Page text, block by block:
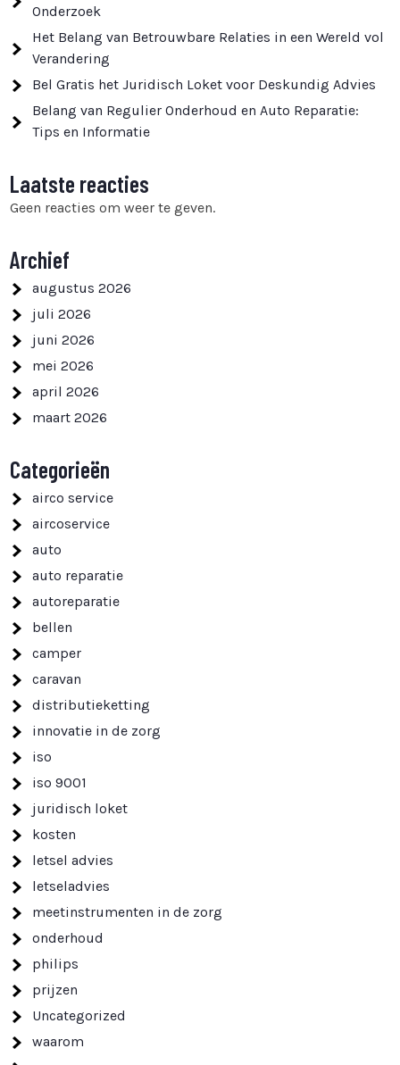
Onderzoek
Het Belang van Betrouwbare Relaties in een Wereld vol
Verandering
Bel Gratis het Juridisch Loket voor Deskundig Advies
Belang van Regulier Onderhoud en Auto Reparatie:
Tips en Informatie
Laatste reacties
Geen reacties om weer te geven.
Archief
augustus 2026
juli 2026
juni 2026
mei 2026
april 2026
maart 2026
Categorieën
airco service
aircoservice
auto
auto reparatie
autoreparatie
bellen
camper
caravan
distributieketting
innovatie in de zorg
iso
iso 9001
juridisch loket
kosten
letsel advies
letseladvies
meetinstrumenten in de zorg
onderhoud
philips
prijzen
Uncategorized
waarom